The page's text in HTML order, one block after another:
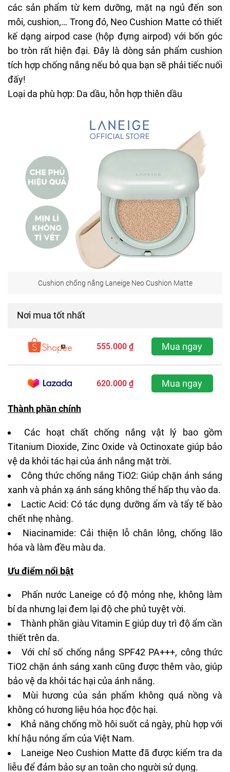
các sản phẩm từ kem dưỡng, mặt nạ ngủ đến son
môi, cushion,… Trong đó, Neo Cushion Matte có thiết
kế dạng airpod case (hộp đựng airpod) với bốn góc
bo tròn rất hiện đại. Đây là dòng sản phẩm cushion
tích hợp chống nắng nếu bỏ qua bạn sẽ phải tiếc nuối
đấy!
Loại da phù hợp: Da dầu, hỗn hợp thiên dầu
Cushion chống nắng Laneige Neo Cushion Matte
Nơi mua tốt nhất
555.000 ₫ Mua ngay
620.000 ₫ Mua ngay
Thành phần chính
Các hoạt chất chống nắng vật lý bao gồm
Titanium Dioxide, Zinc Oxide và Octinoxate giúp bảo
vệ da khỏi tác hại của ánh nắng mặt trời.
Công thức chống nắng TiO2: Giúp chặn ánh sáng
xanh và phản xạ ánh sáng không thể hấp thụ vào da.
Lactic Acid: Có tác dụng dưỡng ẩm và tẩy tế bào
chết nhẹ nhàng.
Niacinamide: Cải thiện lỗ chân lông, chống lão
hóa và làm đều màu da.
Ưu điểm nổi bật
Phấn nước Laneige có độ mỏng nhẹ, không làm
bí da nhưng lại đem lại độ che phủ tuyệt vời.
Thành phần giàu Vitamin E giúp duy trì độ ẩm cần
thiết trên da.
Với chỉ số chống nắng SPF42 PA+++, công thức
TiO2 chặn ánh sáng xanh cũng được thêm vào, giúp
bảo vệ da khỏi tác hại của ánh nắng.
Mùi hương của sản phẩm không quá nồng và
không có hương liệu hóa học độc hại.
Khả năng chống mồ hôi suốt cả ngày, phù hợp với
khí hậu nóng ẩm của Việt Nam.
Laneige Neo Cushion Matte đã được kiểm tra da
liễu để đảm bảo sự an toàn cho người sử dụng.